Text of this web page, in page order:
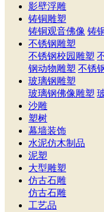
影壁浮雕
铸铜雕塑
铸铜观音佛像 铸
不锈钢雕塑
不锈钢校园雕塑
钢动物雕塑 不锈
玻璃钢雕塑
玻璃钢佛像雕塑
沙雕
塑树
幕墙装饰
水泥仿木制品
泥塑
大型雕塑
仿古石雕
仿古石雕
工艺品